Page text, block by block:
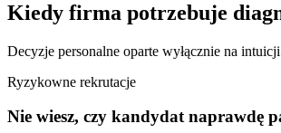
Kiedy firma potrzebuje
Decyzje personalne oparte wyłącznie na
Ryzykowne rekrutacje
Nie wiesz, czy kandydat naprawdę